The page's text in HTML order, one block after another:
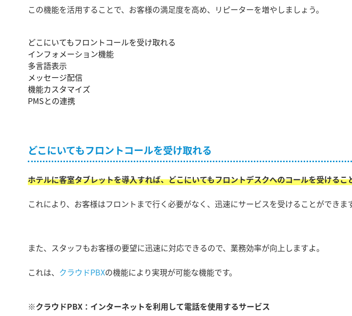
この機能を活用することで、お客様の満足度を高め、リピーターを増やしましょう。
どこにいてもフロントコールを受け取れる
インフォメーション機能
多言語表示
メッセージ配信
機能カスタマイズ
PMSとの連携
どこにいてもフロントコールを受け取れる
ホテルに客室タブレットを導入すれば、どこにいてもフロントデスクへのコールを受けるこ
これにより、お客様はフロントまで行く必要がなく、迅速にサービスを受けることができます
また、スタッフもお客様の要望に迅速に対応できるので、業務効率が向上しますよ。
これは、 クラウドPBXの機能により実現が可能な機能です。
※クラウドPBX：インターネットを利用して電話を使用するサービス